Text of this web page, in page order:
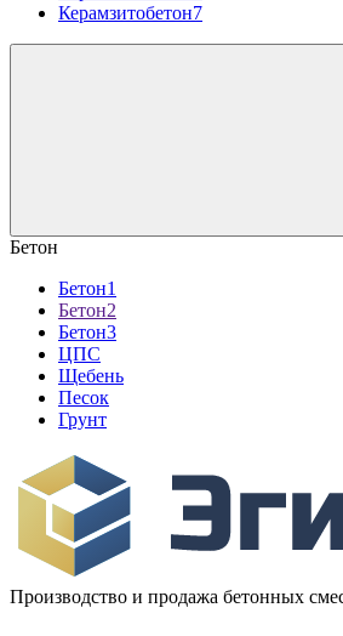
Керамзитобетон7
Бетон
Бетон1
Бетон2
Бетон3
ЦПС
Щебень
Песок
Грунт
Производство и продажа бетонных